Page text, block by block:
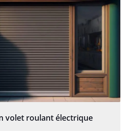
volet roulant électrique